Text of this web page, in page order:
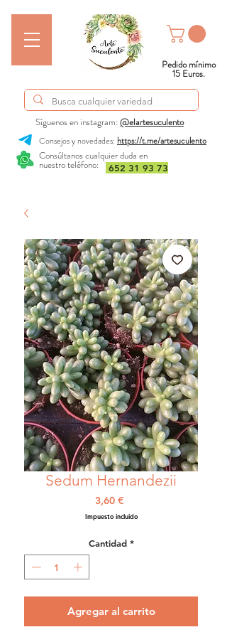
Consúltanos cualquier duda en
nuestro teléfono:
Síguenos en instagram:@elartesuculento
652 31 93 73
Consejos y novedades: https://t.me/artesuculento
Pedido mínimo
15 Euros.
Sedum Hernandezii
3,60 €Precio
Impuesto incluido
Cantidad *
Agregar al carrito